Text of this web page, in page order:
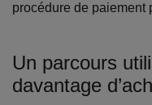
procédure de paiement
Un parcours
davantage